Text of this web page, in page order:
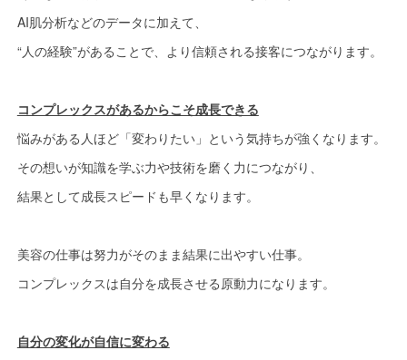
AI肌分析などのデータに加えて、
“人の経験”があることで、より信頼される接客につながります。
コンプレックスがあるからこそ成長できる
悩みがある人ほど「変わりたい」という気持ちが強くなります。
その想いが知識を学ぶ力や技術を磨く力につながり、
結果として成長スピードも早くなります。
美容の仕事は努力がそのまま結果に出やすい仕事。
コンプレックスは自分を成長させる原動力になります。
自分の変化が自信に変わる